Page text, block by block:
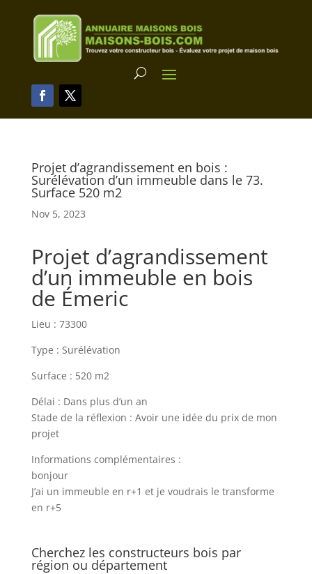
Projet d’agrandissement en bois :
Surélévation d’un immeuble dans le 73.
Surface 520 m2
Nov 5, 2023
Projet d’agrandissement
d’un immeuble en bois
de Émeric
Lieu : 73300
Type : Surélévation
Surface : 520 m2
Délai : Dans plus d’un an
Stade de la réflexion : Avoir une idée du prix de mon
projet
Informations complémentaires :
bonjour
J’ai un immeuble en r+1 et je voudrais le transforme
en r+5
Cherchez les constructeurs bois par
région ou département